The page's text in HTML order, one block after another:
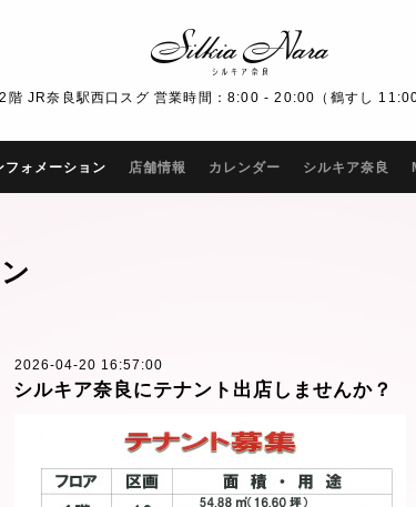
階 JR奈良駅西口スグ 営業時間：8:00 - 20:00（鶴すし
フォメーション 店舗情報 カレンダー シルキア奈良
2026-04-20 16:57:00
シルキア奈良にテナント出店しませんか？